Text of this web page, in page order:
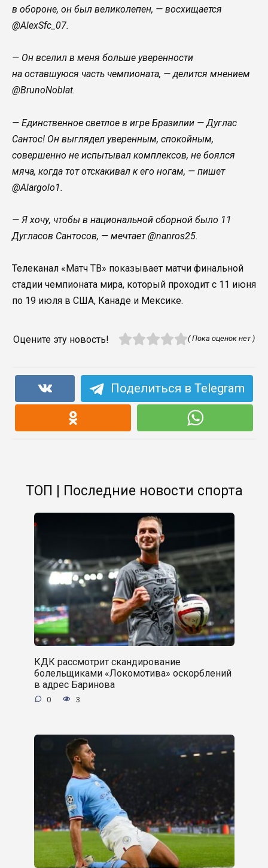
в обороне, он был великолепен, — восхищается
@AlexSfc_07.
— Он вселил в меня больше уверенности
на оставшуюся часть чемпионата, — делится мнением
@BrunoNoblat.
— Единственное светлое в игре Бразилии — Дуглас
Сантос! Он выглядел уверенным, спокойным,
совершенно не испытывал комплексов, не боялся
мяча, когда тот отскакивал к его ногам, — пишет
@Alargolo1.
— Я хочу, чтобы в национальной сборной было 11
Дугласов Сантосов, — мечтает @nanros25.
Телеканал «Матч ТВ» показывает матчи финальной
стадии чемпионата мира, который проходит с 11 июня
по 19 июля в США, Канаде и Мексике.
Оцените эту новость! ( Пока оценок нет )
Поделиться в Telegram
ТОП | Последние новости спорта
КДК рассмотрит скандирование
болельщиками «Локомотива» оскорблений
в адрес Баринова
0 3